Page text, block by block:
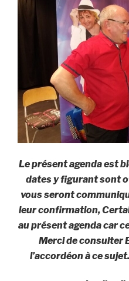
Le présent agenda est
dates y figurant sont
vous seront
leur confirmation,
au présent agenda car
Merci de consulter
l’accordéon à ce